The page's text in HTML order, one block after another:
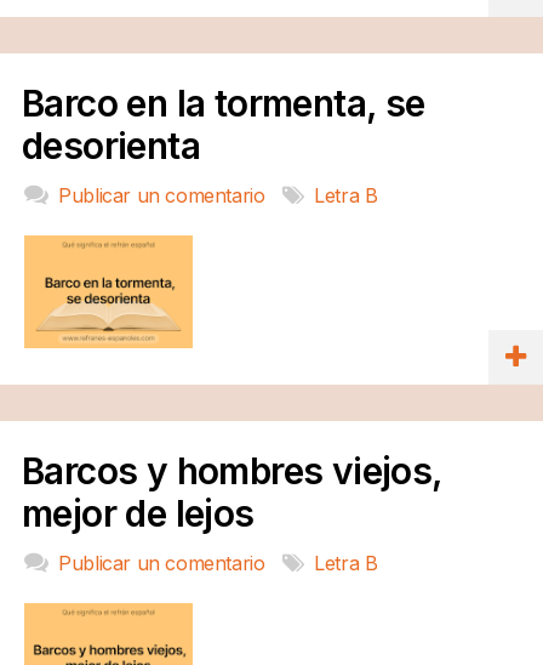
Barco en la tormenta, se
desorienta
Publicar un comentario Letra B
Barcos y hombres viejos,
mejor de lejos
Publicar un comentario Letra B